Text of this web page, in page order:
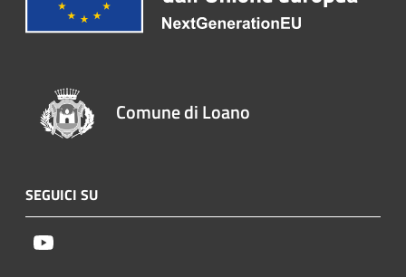
Comune di Loano
SEGUICI SU